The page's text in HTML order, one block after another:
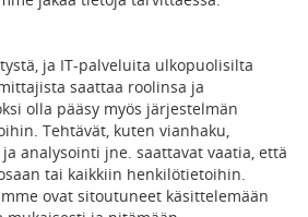
ja IT-palveluita ulkopuolisilta
saattaa roolinsa ja
olla pääsy myös järjestelmän
Tehtävät, kuten vianhaku,
analysointi jne. saattavat vaatia, että
tai kaikkiin henkilötietoihin.
ovat sitoutuneet käsittelemään